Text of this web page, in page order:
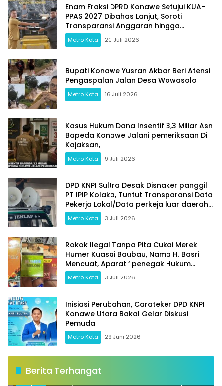
Enam Fraksi DPRD Konawe Setujui KUA-
PPAS 2027 Dibahas Lanjut, Soroti
Transparansi Anggaran hingga
Ketahanan Pangan
Metro Kota 20 Juli 2026
Bupati Konawe Yusran Akbar Beri Atensi
Pengaspalan Jalan Desa Wowasolo
Metro Kota 16 Juli 2026
Kasus Hukum Dana Insentif 3,3 Miliar Asn
Bapeda Konawe Jalani pemeriksaan Di
Kajaksan,
Metro Kota 9 Juli 2026
DPD KNPI Sultra Desak Disnaker panggil
PT IPIP Kolaka, Tuntut Transparansi Data
Pekerja Lokal/Data perkeja luar daerah
dan Jaminan Keselamatan Kerja
Metro Kota 3 Juli 2026
Rokok Ilegal Tanpa Pita Cukai Merek
Humer Kuasai Baubau, Nama H. Basri
Mencuat, Aparat ‘ penegak Hukum
Bertidak Tegas
Metro Kota 3 Juli 2026
Inisiasi Perubahan, Carateker DPD KNPI
Konawe Utara Bakal Gelar Diskusi
Pemuda
Metro Kota 29 Juni 2026
Berita Terhangat
1
Jembatan Penghubung antara Dua
Kabupaten Konawe Dan Koltim lumpu